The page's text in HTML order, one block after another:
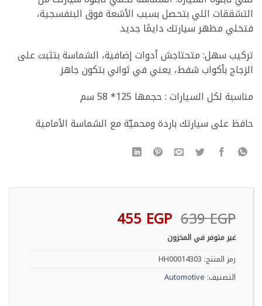
التشققات اللي بتحصل بسبب الأشعة فوق البنفسجية،
فتخلي مظهر سيارتك دايمًا جديد
تركيب سهل: متحتاجش أدوات إضافية، الشماسة بتثبت على
الزجاج بأكواب شفط، يعني في ثواني بتكون جاهز
مناسبة لكل السيارات : حجمها 125* 58 سم
حافظ على سيارتك باردة ومحميّة مع الشماسة الأمامية
639EGP السعر
الأصلي
هو:
639 EGP.
455EGP السعر
الحالي
هو:
غير متوفر في المخزون
رمز المنتج:HH00014303
التصنيف:Automotive